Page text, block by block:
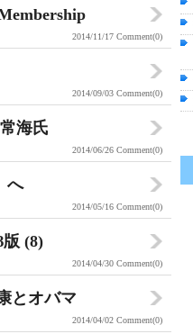
2014/11/17 Comment(0)
2014/09/03 Comment(0)
海氏
2014/06/26 Comment(0)
へ
2014/05/16 Comment(0)
(8)
2014/04/30 Comment(0)
とオバマ
2014/04/02 Comment(0)